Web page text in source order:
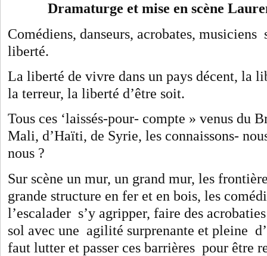
Dramaturge et mise en scène
Comédiens, danseurs, acrobates, musiciens
liberté.
La liberté de vivre dans un pays décent, la
la terreur, la liberté d’être soit.
Tous ces ‘laissés-pour- compte » venus du
Mali, d’Haïti, de Syrie, les connaissons-
nous ?
Sur scène un mur, un grand mur, les
grande structure en fer et en bois, les
l’escalader s’y agripper, faire des
sol avec une agilité surprenante et pleine
faut lutter et passer ces barrières pour être